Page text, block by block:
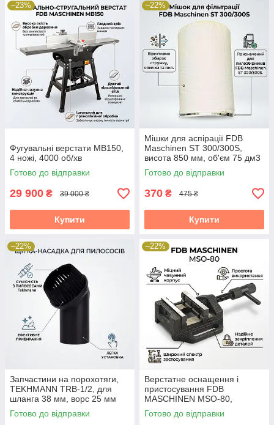
–23%
Фугувальні верстати MB150,
4 ножі, 4000 об/хв
Готово до відправки
29 900 ₴ 39 000 ₴
Купити
–22%
Мішки для аспірації FDB
Maschinen ST 300/300S,
висота 850 мм, об'єм 75 дм3
Готово до відправки
370 ₴ 475 ₴
Купити
–22%
Запчастини на порохотяги,
TEKHMANN TRB-1/2, для
шланга 38 мм, ворс 25 мм
Готово до відправки
–22%
Верстатне оснащення і
пристосування FDB
MASCHINEN MSO-80,
розкриття 60 мм
Готово до відправки